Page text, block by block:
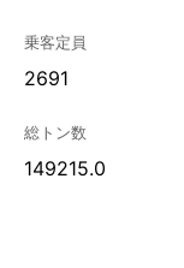
乗客定員
2691
総トン数
149215.0